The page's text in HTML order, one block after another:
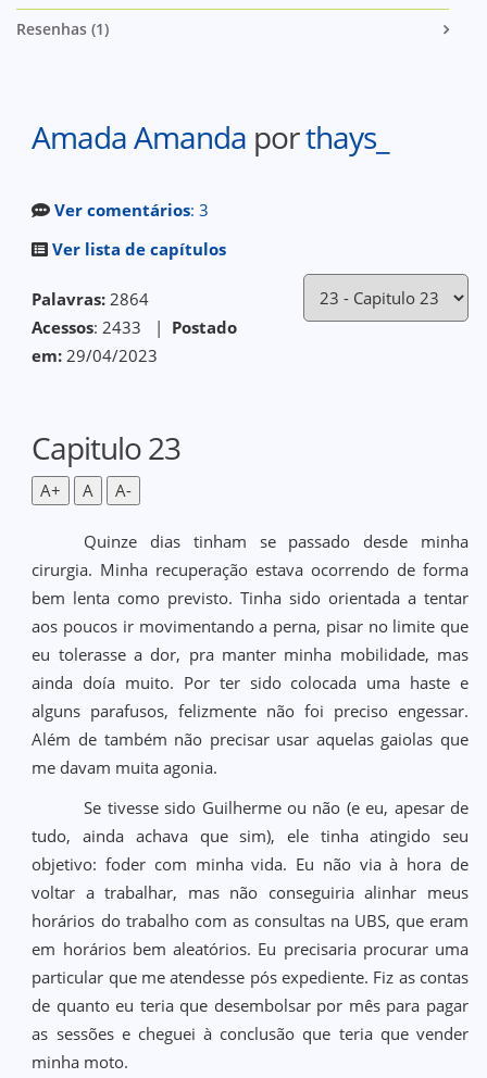
Resenhas (1)
Amada Amanda porthays_
Ver comentários: 3
Ver lista de capítulos
Palavras: 2864
Acessos: 2433 | Postado
em: 29/04/2023
Capitulo 23
A+ A A-
Quinze dias tinham se passado desde minha
cirurgia. Minha recuperação estava ocorrendo de forma
bem lenta como previsto. Tinha sido orientada a tentar
aos poucos ir movimentando a perna, pisar no limite que
eu tolerasse a dor, pra manter minha mobilidade, mas
ainda doía muito. Por ter sido colocada uma haste e
alguns parafusos, felizmente não foi preciso engessar.
Além de também não precisar usar aquelas gaiolas que
me davam muita agonia.
Se tivesse sido Guilherme ou não (e eu, apesar de
tudo, ainda achava que sim), ele tinha atingido seu
objetivo: foder com minha vida. Eu não via à hora de
voltar a trabalhar, mas não conseguiria alinhar meus
horários do trabalho com as consultas na UBS, que eram
em horários bem aleatórios. Eu precisaria procurar uma
particular que me atendesse pós expediente. Fiz as contas
de quanto eu teria que desembolsar por mês para pagar
as sessões e cheguei à conclusão que teria que vender
minha moto.